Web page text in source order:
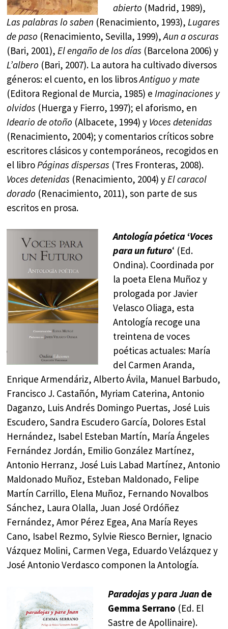
abierto (Madrid, 1989),
Las palabras lo saben (Renacimiento, 1993),Lugares
de paso (Renacimiento, Sevilla, 1999),Aun a oscuras
(Bari, 2001),El engaño de los días (Barcelona 2006) y
L’albero (Bari, 2007). La autora ha cultivado diversos
géneros: el cuento, en los librosAntiguo y mate
(Editora Regional de Murcia, 1985) eImaginaciones y
olvidos (Huerga y Fierro, 1997); el aforismo, en
Ideario de otoño (Albacete, 1994) y Voces detenidas
(Renacimiento, 2004); y comentarios críticos sobre
escritores clásicos y contemporáneos, recogidos en
el libroPáginas dispersas (Tres Fronteras, 2008).
Voces detenidas (Renacimiento, 2004) yEl caracol
dorado (Renacimiento, 2011), son parte de sus
escritos en prosa.
Antología póetica ‘Voces
para un futuro‘ (Ed.
Ondina). Coordinada por
la poeta Elena Muñoz y
prologada por Javier
Velasco Oliaga, esta
Antología recoge una
treintena de voces
poéticas actuales: María
del Carmen Aranda,
Enrique Armendáriz, Alberto Ávila, Manuel Barbudo,
Francisco J. Castañón, Myriam Caterina, Antonio
Daganzo, Luis Andrés Domingo Puertas, José Luis
Escudero, Sandra Escudero García, Dolores Estal
Hernández, Isabel Esteban Martín, María Ángeles
Fernández Jordán, Emilio González Martínez,
Antonio Herranz, José Luis Labad Martínez, Antonio
Maldonado Muñoz, Esteban Maldonado, Felipe
Martín Carrillo, Elena Muñoz, Fernando Novalbos
Sánchez, Laura Olalla, Juan José Ordóñez
Fernández, Amor Pérez Egea, Ana María Reyes
Cano, Isabel Rezmo, Sylvie Riesco Bernier, Ignacio
Vázquez Molini, Carmen Vega, Eduardo Velázquez y
José Antonio Verdasco componen la Antología.
Paradojas y para Juande
Gemma Serrano (Ed. El
Sastre de Apollinaire).